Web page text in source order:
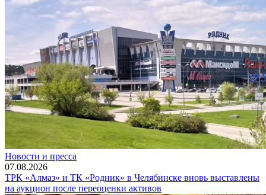
Новости и пресса
07.08.2026
ТРК «Алмаз» и ТК «Родник» в Челябинске вновь выставлены
на аукцион после переоценки активов